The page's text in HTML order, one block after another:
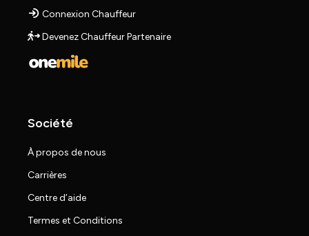
Connexion Chauffeur
Devenez Chauffeur Partenaire
Société
À propos de nous
Carrières
Centre d’aide
Termes et Conditions